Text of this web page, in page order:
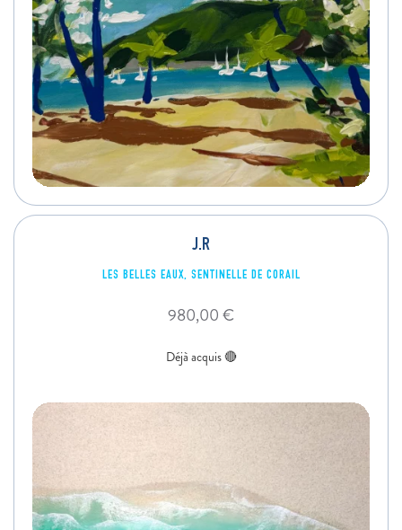
J.R
LES BELLES EAUX, SENTINELLE DE CORAIL
980,00€